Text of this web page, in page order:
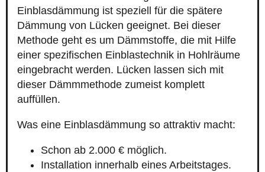
Einblasdämmung ist speziell für die spätere
Dämmung von Lücken geeignet. Bei dieser
Methode geht es um Dämmstoffe, die mit Hilfe
einer spezifischen Einblastechnik in Hohlräume
eingebracht werden. Lücken lassen sich mit
dieser Dämmmethode zumeist komplett
auffüllen.
Was eine Einblasdämmung so attraktiv macht:
Schon ab 2.000 € möglich.
Installation innerhalb eines Arbeitstages.